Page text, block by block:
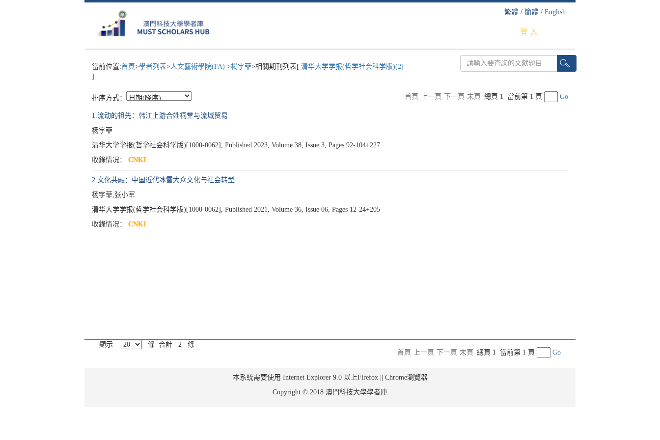
繁體 / 簡體 / English
登 入
當前位置:首頁>學者列表>人文藝術學院(FA) >楊宇菲>相關期刊列表[ 清华大学学报(哲学社会科学版)(2)
]
排序方式： 首頁 上一頁 下一頁 末頁 總頁 1 當前第 1 頁 Go
1.流动的祖先：韩江上游合姓祠堂与流域贸易
杨宇菲
清华大学学报(哲学社会科学版)[1000-0062], Published 2023, Volume 38, Issue 3, Pages 92-104+227
收錄情况： CNKI
2.文化共融：中国近代冰雪大众文化与社会转型
杨宇菲,张小军
清华大学学报(哲学社会科学版)[1000-0062], Published 2021, Volume 36, Issue 06, Pages 12-24+205
收錄情况： CNKI
顯示
條 合計 2 條
首頁
上一頁 下一頁 末頁 總頁 1 當前第 1 頁 Go
本系統需要使用 Internet Explorer 9.0 以上Firefox || Chrome瀏覽器
Copyright © 2018 澳門科技大學學者庫